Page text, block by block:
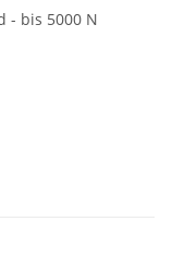
- bis 5000 N